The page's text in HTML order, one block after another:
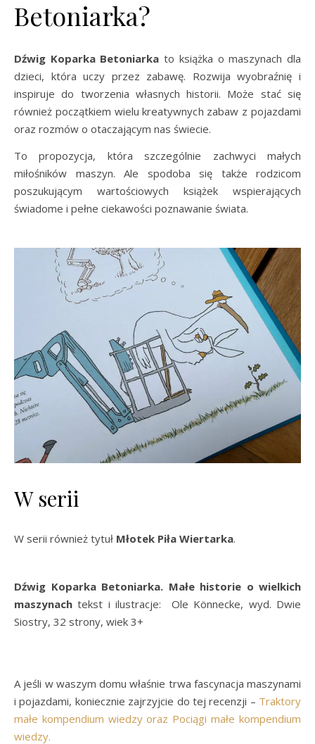
Betoniarka?
Dźwig Koparka Betoniarka to książka o maszynach dla
dzieci, która uczy przez zabawę. Rozwija wyobraźnię i
inspiruje do tworzenia własnych historii. Może stać się
również początkiem wielu kreatywnych zabaw z pojazdami
oraz rozmów o otaczającym nas świecie.
To propozycja, która szczególnie zachwyci małych
miłośników maszyn. Ale spodoba się także rodzicom
poszukującym wartościowych książek wspierających
świadome i pełne ciekawości poznawanie świata.
W serii
W serii również tytuł Młotek Piła Wiertarka.
Dźwig Koparka Betoniarka. Małe historie o wielkich
maszynach tekst i ilustracje: Ole Könnecke, wyd. Dwie
Siostry, 32 strony, wiek 3+
A jeśli w waszym domu właśnie trwa fascynacja maszynami
i pojazdami, koniecznie zajrzyjcie do tej recenzji – Traktory
małe kompendium wiedzy oraz Pociągi małe kompendium
wiedzy.